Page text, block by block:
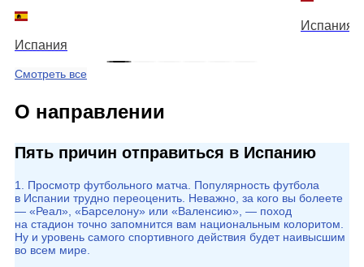
Испания
Испания
Смотреть все
О направлении
Пять причин отправиться в Испанию
1. Просмотр футбольного матча. Популярность футбола
в Испании трудно переоценить. Неважно, за кого вы болеете
— «Реал», «Барселону» или «Валенсию», — поход
на стадион точно запомнится вам национальным колоритом.
Ну и уровень самого спортивного действия будет наивысшим
во всем мире.